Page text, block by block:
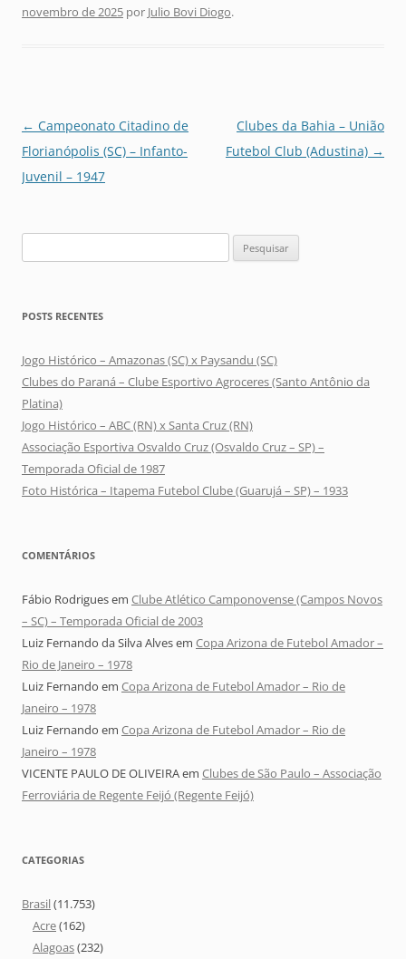
novembro de 2025 por Julio Bovi Diogo.
Navegação
de
posts
← Campeonato Citadino de
Florianópolis (SC) – Infanto-
Juvenil – 1947
Clubes da Bahia – União
Futebol Club (Adustina) →
por:
POSTS RECENTES
Jogo Histórico – Amazonas (SC) x Paysandu (SC)
Clubes do Paraná – Clube Esportivo Agroceres (Santo Antônio da
Platina)
Jogo Histórico – ABC (RN) x Santa Cruz (RN)
Associação Esportiva Osvaldo Cruz (Osvaldo Cruz – SP) –
Temporada Oficial de 1987
Foto Histórica – Itapema Futebol Clube (Guarujá – SP) – 1933
COMENTÁRIOS
Fábio Rodriguesem Clube Atlético Camponovense (Campos Novos
– SC) – Temporada Oficial de 2003
Luiz Fernando da Silva Alvesem Copa Arizona de Futebol Amador –
Rio de Janeiro – 1978
Luiz Fernando em Copa Arizona de Futebol Amador – Rio de
Janeiro – 1978
Luiz Fernando em Copa Arizona de Futebol Amador – Rio de
Janeiro – 1978
VICENTE PAULO DE OLIVEIRAem Clubes de São Paulo – Associação
Ferroviária de Regente Feijó (Regente Feijó)
CATEGORIAS
Brasil(11.753)
Acre(162)
Alagoas(232)